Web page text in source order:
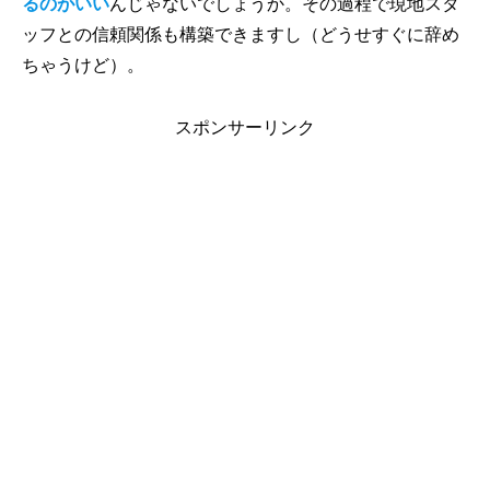
るのがいいんじゃないでしょうか。その過程で現地スタ
ッフとの信頼関係も構築できますし（どうせすぐに辞め
ちゃうけど）。
スポンサーリンク